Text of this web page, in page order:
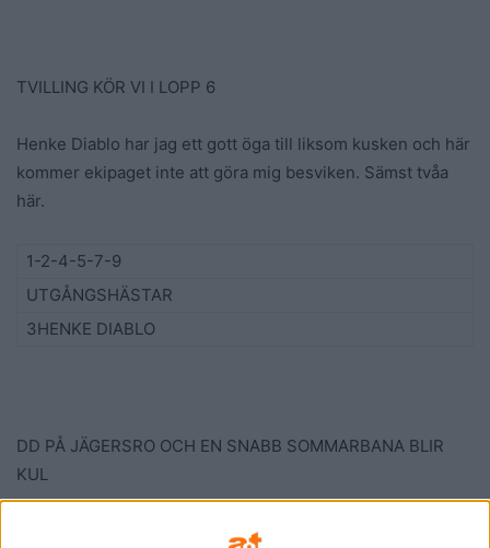
TVILLING KÖR VI I LOPP 6
Henke Diablo har jag ett gott öga till liksom kusken och här
kommer ekipaget inte att göra mig besviken. Sämst tvåa
här.
1-2-4-5-7-9
UTGÅNGSHÄSTAR
3HENKE DIABLO
DD PÅ JÄGERSRO OCH EN SNABB SOMMARBANA BLIR
KUL
2 stycken DD blir det idag för ja vågade fanken i mej inte